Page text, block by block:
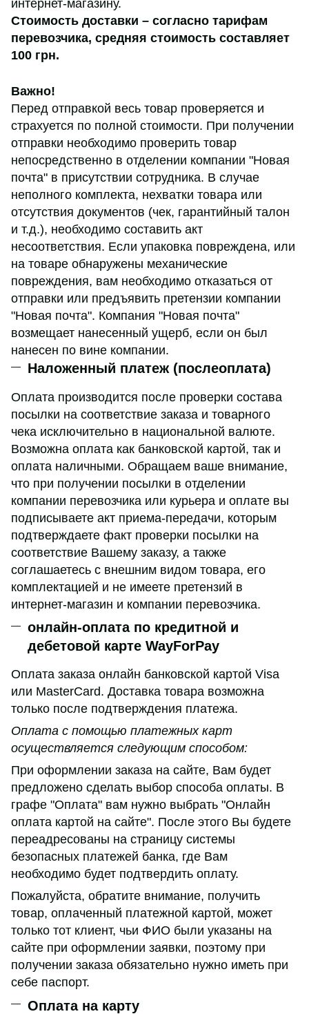
интернет-магазину.
Стоимость доставки – согласно тарифам
перевозчика, средняя стоимость составляет
100 грн.
Важно!
Перед отправкой весь товар проверяется и
страхуется по полной стоимости. При получении
отправки необходимо проверить товар
непосредственно в отделении компании "Новая
почта" в присутствии сотрудника. В случае
неполного комплекта, нехватки товара или
отсутствия документов (чек, гарантийный талон
и т.д.), необходимо составить акт
несоответствия. Если упаковка повреждена, или
на товаре обнаружены механические
повреждения, вам необходимо отказаться от
отправки или предъявить претензии компании
"Новая почта". Компания "Новая почта"
возмещает нанесенный ущерб, если он был
нанесен по вине компании.
Наложенный платеж (послеоплата)
Оплата производится после проверки состава
посылки на соответствие заказа и товарного
чека исключительно в национальной валюте.
Возможна оплата как банковской картой, так и
оплата наличными. Обращаем ваше внимание,
что при получении посылки в отделении
компании перевозчика или курьера и оплате вы
подписываете акт приема-передачи, которым
подтверждаете факт проверки посылки на
соответствие Вашему заказу, а также
соглашаетесь с внешним видом товара, его
комплектацией и не имеете претензий в
интернет-магазин и компании перевозчика.
онлайн-оплата по кредитной и
дебетовой карте WayForPay
Оплата заказа онлайн банковской картой Visa
или MasterCard. Доставка товара возможна
только после подтверждения платежа.
Оплата с помощью платежных карт
осуществляется следующим способом:
При оформлении заказа на сайте, Вам будет
предложено сделать выбор способа оплаты. В
графе "Оплата" вам нужно выбрать "Онлайн
оплата картой на сайте". После этого Вы будете
переадресованы на страницу системы
безопасных платежей банка, где Вам
необходимо будет подтвердить оплату.
Пожалуйста, обратите внимание, получить
товар, оплаченный платежной картой, может
только тот клиент, чьи ФИО были указаны на
сайте при оформлении заявки, поэтому при
получении заказа обязательно нужно иметь при
себе паспорт.
Оплата на карту